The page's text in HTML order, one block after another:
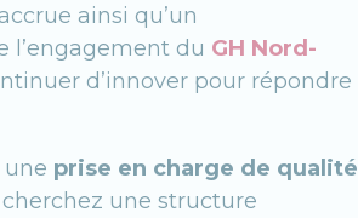
ainsi qu’un
l’engagement du GH Nord-
d’innover pour répondre
une prise en charge de qualité
cherchez une structure